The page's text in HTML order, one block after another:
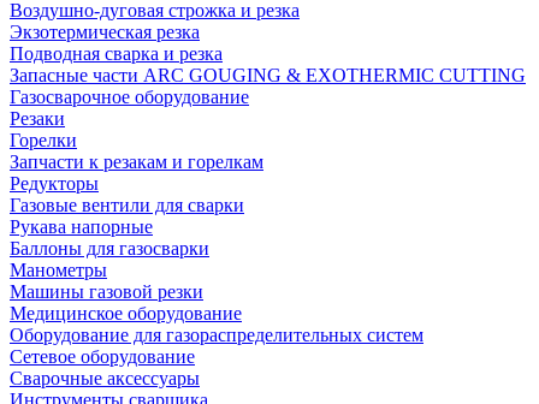
Воздушно-дуговая строжка и резка
Экзотермическая резка
Подводная сварка и резка
Запасные части ARC GOUGING & EXOTHERMIC CUTTING
Газосварочное оборудование
Резаки
Горелки
Запчасти к резакам и горелкам
Редукторы
Газовые вентили для сварки
Рукава напорные
Баллоны для газосварки
Манометры
Машины газовой резки
Медицинское оборудование
Оборудование для газораспределительных систем
Сетевое оборудование
Сварочные аксессуары
Инструменты сварщика